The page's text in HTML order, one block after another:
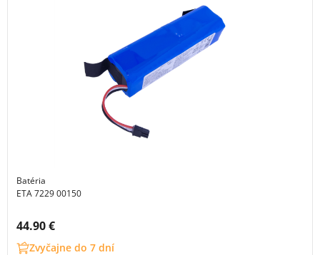
Batéria
ETA 7229 00150
Cena s DPH:
44.90 €
Zvyčajne do 7 dní